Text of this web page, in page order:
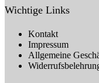
Wichtige Links
Kontakt
Impressum
Allgemeine